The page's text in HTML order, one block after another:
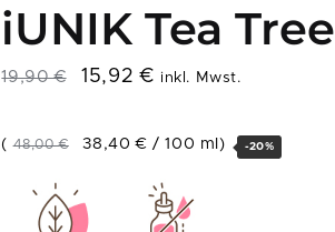
iUNIK Tea
19,90€ 15,92€ inkl. Mwst.
-20%
(48,00€ 38,40€ /100 ml )